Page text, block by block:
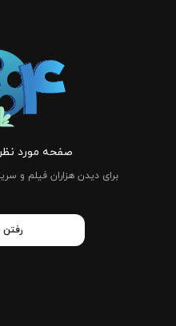
صفحه مورد
برای دیدن هزاران فیلم و
رفتن